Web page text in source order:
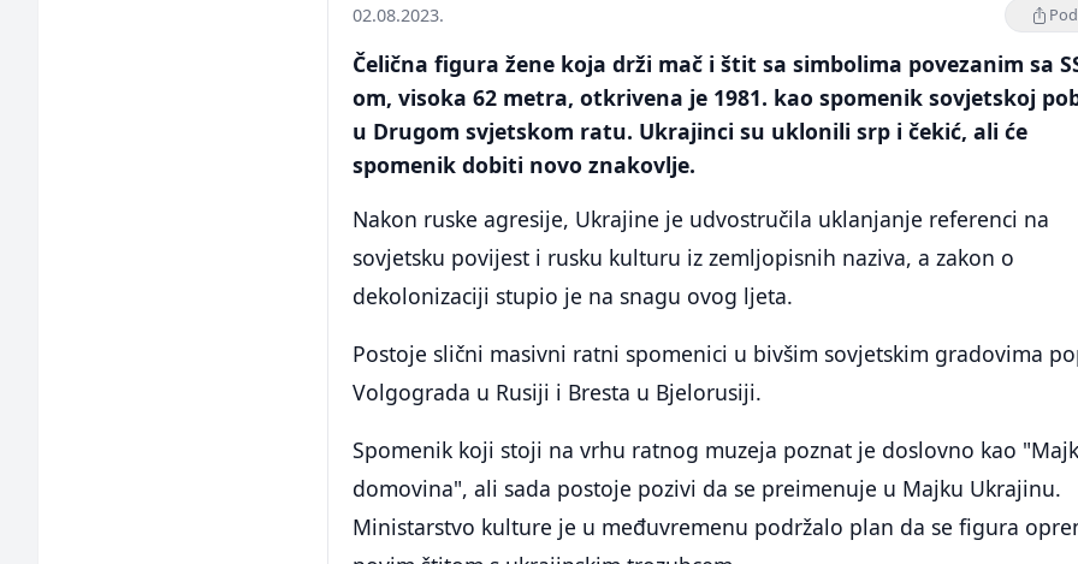
02.08.2023.
Čelična figura žene koja drži mač i štit sa simbolima povezanim sa
om, visoka 62 metra, otkrivena je 1981. kao spomenik sovjetskoj
u Drugom svjetskom ratu. Ukrajinci su uklonili srp i čekić, ali će
spomenik dobiti novo znakovlje.
Nakon ruske agresije, Ukrajine je udvostručila uklanjanje referenci na
sovjetsku povijest i rusku kulturu iz zemljopisnih naziva, a zakon o
dekolonizaciji stupio je na snagu ovog ljeta.
Postoje slični masivni ratni spomenici u bivšim sovjetskim gradovima
Volgograda u Rusiji i Bresta u Bjelorusiji.
Spomenik koji stoji na vrhu ratnog muzeja poznat je doslovno kao
domovina", ali sada postoje pozivi da se preimenuje u Majku Ukrajinu.
Ministarstvo kulture je u međuvremenu podržalo plan da se figura